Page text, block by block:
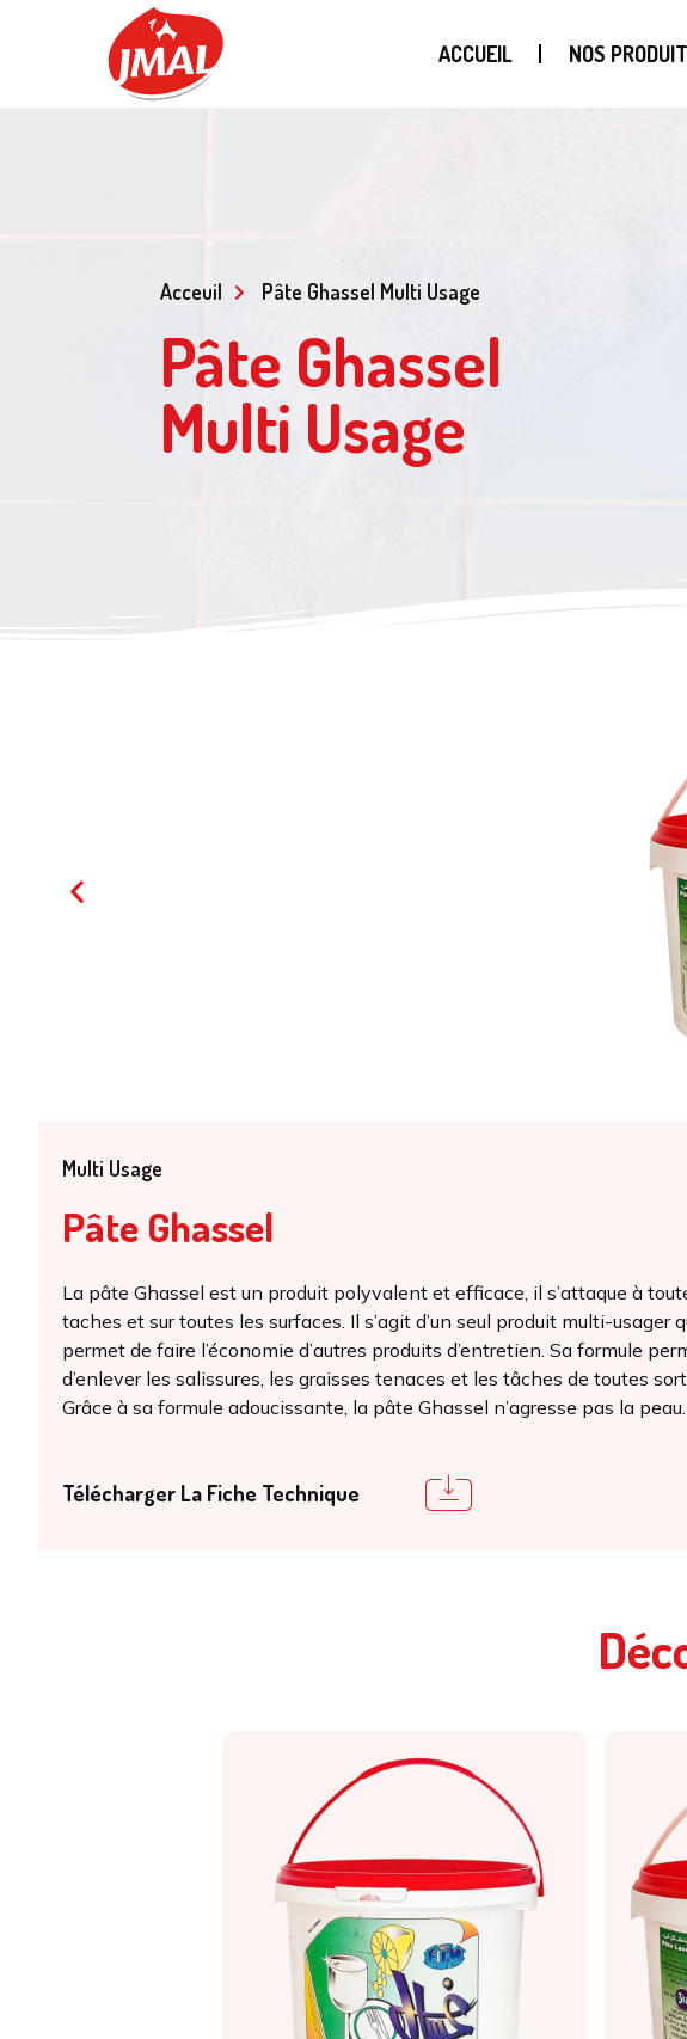
ACCUEIL NOS
Acceuil Pâte Ghassel Multi Usage
Pâte Ghassel
Multi Usage
Multi Usage
Pâte Ghassel
La pâte Ghassel est un produit polyvalent et efficace, il s’attaque à
taches et sur toutes les surfaces. Il s’agit d’un seul produit multi-usager
permet de faire l’économie d’autres produits d’entretien. Sa formule
d’enlever les salissures, les graisses tenaces et les tâches de toutes
Grâce à sa formule adoucissante, la pâte Ghassel n’agresse pas la peau.
Télécharger La Fiche Technique